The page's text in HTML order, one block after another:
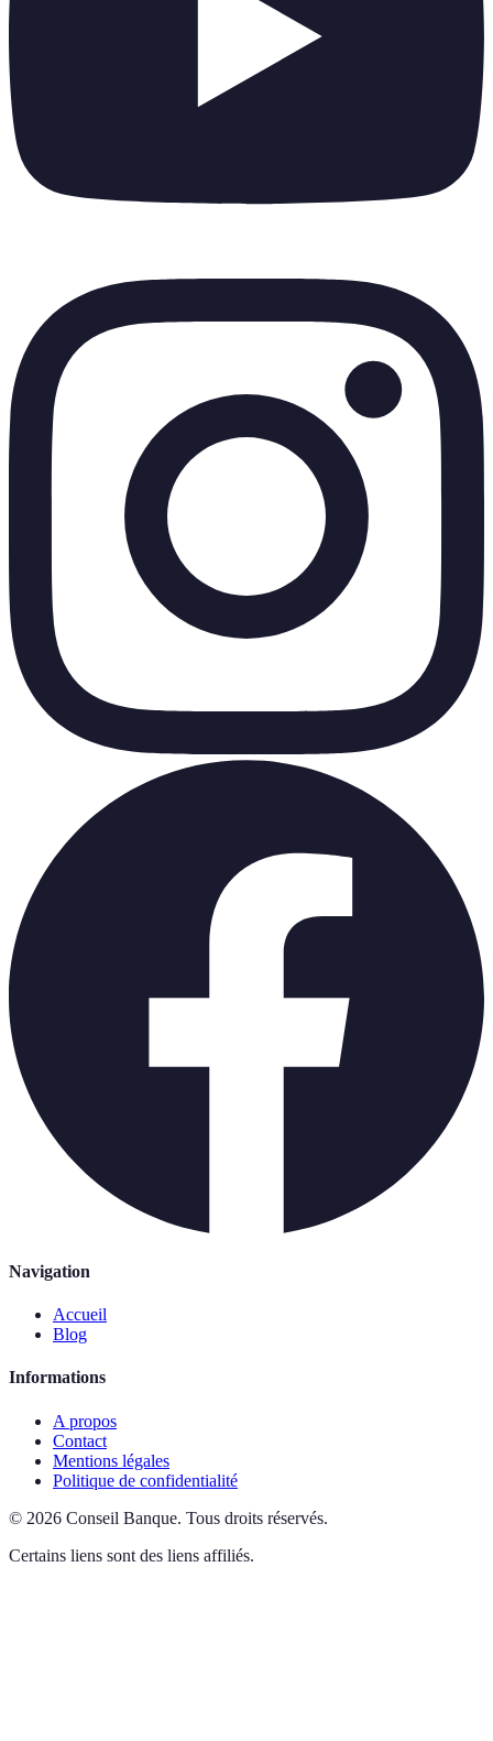
Navigation
Accueil
Blog
Informations
A propos
Contact
Mentions légales
Politique de confidentialité
© 2026 Conseil Banque. Tous droits réservés.
Certains liens sont des liens affiliés.